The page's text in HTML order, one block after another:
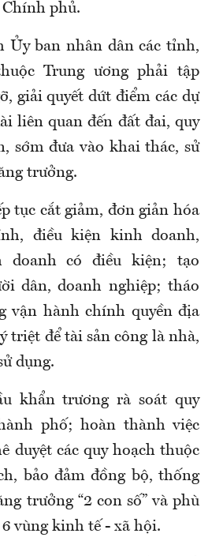
Chính phủ.
Ủy ban nhân dân các tỉnh,
Trung ương phải tập
giải quyết dứt điểm các dự
liên quan đến đất đai, quy
sớm đưa vào khai thác, sử
trưởng.
tục cắt giảm, đơn giản hóa
điều kiện kinh doanh,
doanh có điều kiện; tạo
dân, doanh nghiệp; tháo
vận hành chính quyền địa
triệt để tài sản công là nhà,
dụng.
khẩn trương rà soát quy
phố; hoàn thành việc
duyệt các quy hoạch thuộc
bảo đảm đồng bộ, thống
trưởng “2 con số” và phù
vùng kinh tế - xã hội.